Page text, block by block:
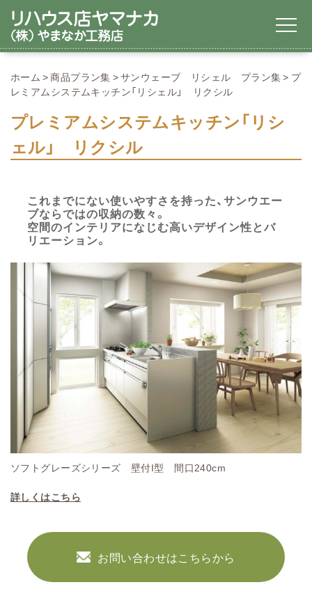
ホーム 商品プラン集 サンウェーブ リシェル プラン集
プ
レミアムシステムキッチン「リシェル」 リクシル
プレミアムシステムキッチン「リシ
ェル」 リクシル
これまでにない使いやすさを持った、サンウエー
ブならではの収納の数々。
空間のインテリアになじむ高いデザイン性とバ
リエーション。
ソフトグレーズシリーズ 壁付I型 間口240cm
詳しくはこちら
お問い合わせはこちらから